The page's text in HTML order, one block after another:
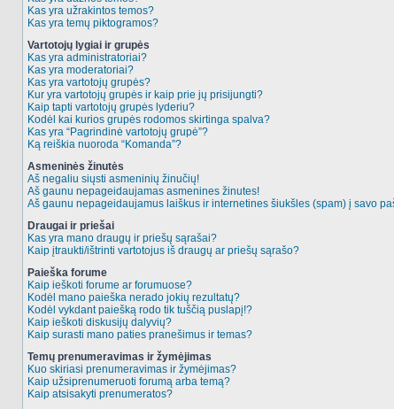
Kas yra užrakintos temos?
Kas yra temų piktogramos?
Vartotojų lygiai ir grupės
Kas yra administratoriai?
Kas yra moderatoriai?
Kas yra vartotojų grupės?
Kur yra vartotojų grupės ir kaip prie jų prisijungti?
Kaip tapti vartotojų grupės lyderiu?
Kodėl kai kurios grupės rodomos skirtinga spalva?
Kas yra “Pagrindinė vartotojų grupė”?
Ką reiškia nuoroda “Komanda”?
Asmeninės žinutės
Aš negaliu siųsti asmeninių žinučių!
Aš gaunu nepageidaujamas asmenines žinutes!
Aš gaunu nepageidaujamus laiškus ir internetines šiukšles (spam) į savo
Draugai ir priešai
Kas yra mano draugų ir priešų sąrašai?
Kaip įtraukti/ištrinti vartotojus iš draugų ar priešų sąrašo?
Paieška forume
Kaip ieškoti forume ar forumuose?
Kodėl mano paieška nerado jokių rezultatų?
Kodėl vykdant paiešką rodo tik tuščią puslapį!?
Kaip ieškoti diskusijų dalyvių?
Kaip surasti mano paties pranešimus ir temas?
Temų prenumeravimas ir žymėjimas
Kuo skiriasi prenumeravimas ir žymėjimas?
Kaip užsiprenumeruoti forumą arba temą?
Kaip atsisakyti prenumeratos?